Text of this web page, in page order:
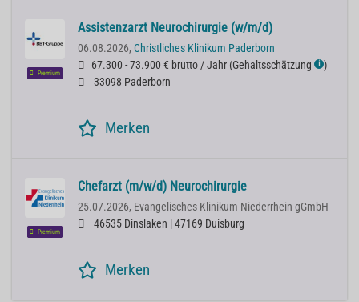
Premium
Assistenzarzt Neurochirurgie (w/m/d)
06.08.2026, Christliches Klinikum Paderborn
67.300 - 73.900 € brutto / Jahr (Gehaltsschätzung ℹ )
33098 Paderborn
Merken
Premium
Chefarzt (m/w/d) Neurochirurgie
25.07.2026, Evangelisches Klinikum Niederrhein gGmbH
46535 Dinslaken | 47169 Duisburg
Merken